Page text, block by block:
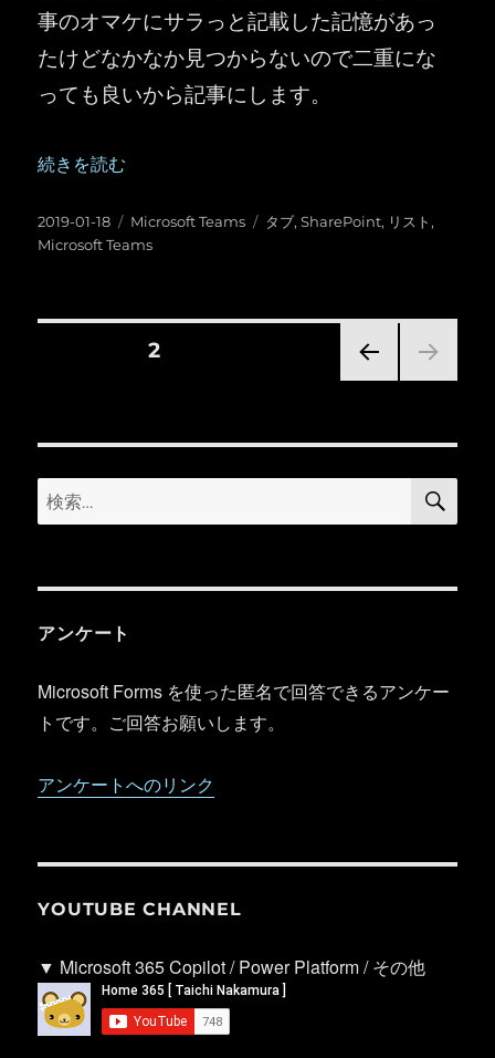
事のオマケにサラっと記載した記憶があっ
たけどなかなか見つからないので二重にな
っても良いから記事にします。
“Microsoft Teams ：タブに SharePoint のリストを表示す
続きを読む
投
稿
2019-01-18
カ
テ
Microsoft Teams
タ
タブ,SharePoint, リスト ,
Microsoft Teams
の
ペ
ジ
り
固定ページ2
検
索:
検
アンケート
Microsoft Forms を使った匿名で回答できるアンケー
トです。ご回答お願いします。
アンケートへのリンク
YOUTUBE CHANNEL
▼ Microsoft 365 Copilot / Power Platform / その他